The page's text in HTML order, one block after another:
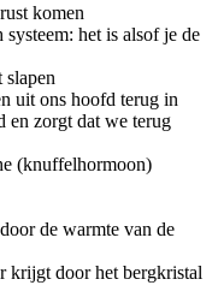
komen
het is alsof je de
slapen
uit ons hoofd terug in
en zorgt dat we terug
(knuffelhormoon)
de warmte van de
krijgt door het bergkristal